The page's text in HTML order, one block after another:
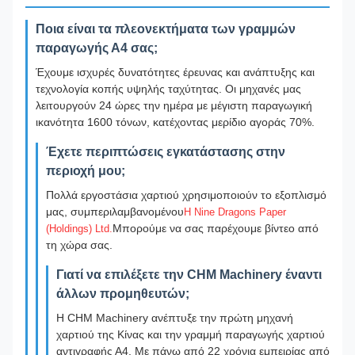
Ποια είναι τα πλεονεκτήματα των γραμμών
παραγωγής Α4 σας;
Έχουμε ισχυρές δυνατότητες έρευνας και ανάπτυξης και
τεχνολογία κοπής υψηλής ταχύτητας. Οι μηχανές μας
λειτουργούν 24 ώρες την ημέρα με μέγιστη παραγωγική
ικανότητα 1600 τόνων, κατέχοντας μερίδιο αγοράς 70%.
Έχετε περιπτώσεις εγκατάστασης στην
περιοχή μου;
Πολλά εργοστάσια χαρτιού χρησιμοποιούν το εξοπλισμό
μας, συμπεριλαμβανομένου Η Nine Dragons Paper
(Holdings) Ltd.Μπορούμε να σας παρέχουμε βίντεο από
τη χώρα σας.
Γιατί να επιλέξετε την CHM Machinery έναντι
άλλων προμηθευτών;
Η CHM Machinery ανέπτυξε την πρώτη μηχανή
χαρτιού της Κίνας και την γραμμή παραγωγής χαρτιού
αντιγραφής Α4. Με πάνω από 22 χρόνια εμπειρίας από